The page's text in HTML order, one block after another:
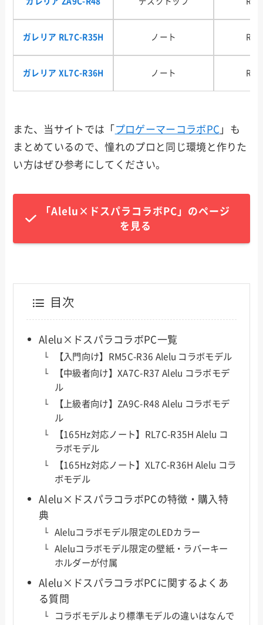
ガレリア RL7C-R35H ノート
ガレリア XL7C-R36H ノート
また、当サイトでは「 プロゲーマーコラボPC 」も
まとめているので、憧れのプロと同じ環境と作りた
い方はぜひ参考にしてください。
「Alelu×ドスパラコラボPC」のページ
を見る
目次
Alelu×ドスパラコラボPC一覧
【入門向け】RM5C-R36 Alelu コラボモデル
【中級者向け】XA7C-R37 Alelu コラボモデ
ル
【上級者向け】ZA9C-R48 Alelu コラボモデ
ル
【165Hz対応ノート】RL7C-R35H Alelu コ
ラボモデル
【165Hz対応ノート】XL7C-R36H Alelu コラ
ボモデル
Alelu×ドスパラコラボPCの特徴・購入特
典
Aleluコラボモデル限定のLEDカラー
Aleluコラボモデル限定の壁紙・ラバーキー
ホルダーが付属
Alelu×ドスパラコラボPCに関するよくあ
る質問
コラボモデルより標準モデルの違いはなんで